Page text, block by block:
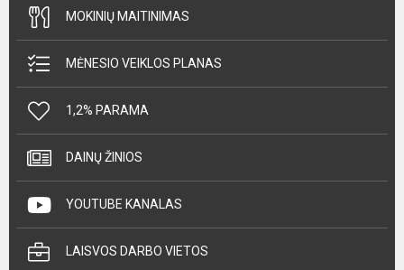
MOKINIŲ MAITINIMAS
MĖNESIO VEIKLOS PLANAS
1,2% PARAMA
DAINŲ ŽINIOS
YOUTUBE KANALAS
LAISVOS DARBO VIETOS